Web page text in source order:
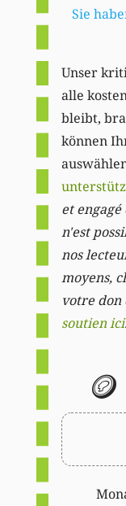
Sie
Unser
alle
bleibt,
können
et engagé
n'est
nos
moyens,
votre don
soutien ici
🪙